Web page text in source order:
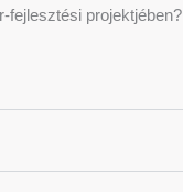
fejlesztési projektjében?